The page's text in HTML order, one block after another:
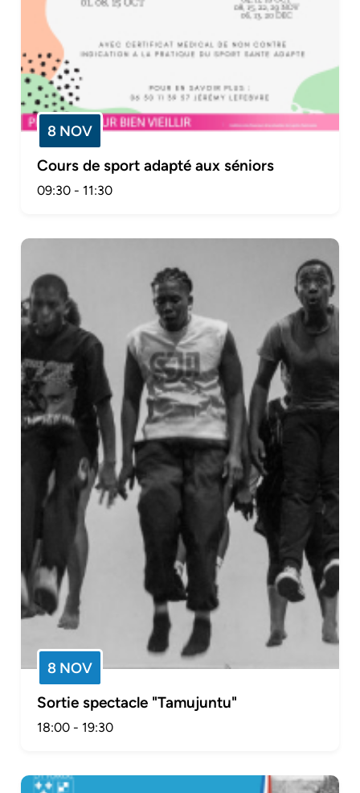
8 NOV
Cours de sport adapté aux séniors
09:30 - 11:30
8 NOV
Sortie spectacle "Tamujuntu"
18:00 - 19:30